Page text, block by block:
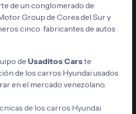
de un conglomerado de
Group de Corea del Sur y
cinco fabricantes de autos
de Usaditos Carste
de los carros Hyundai usados
en el mercado venezolano.
de los carros Hyundai